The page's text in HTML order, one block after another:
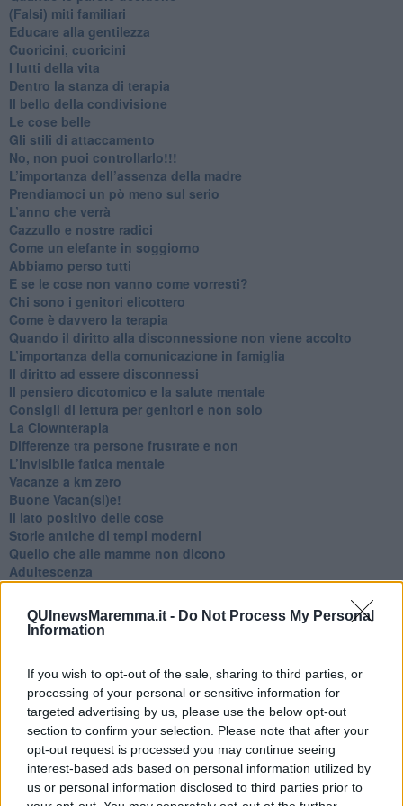
QUInewsMaremma.it - Do Not Process My Personal
Information
If you wish to opt-out of the sale, sharing to third parties, or
processing of your personal or sensitive information for
targeted advertising by us, please use the below opt-out
section to confirm your selection. Please note that after your
opt-out request is processed you may continue seeing
interest-based ads based on personal information utilized by
us or personal information disclosed to third parties prior to
​(Falsi) miti familiari
​Educare alla gentilezza
​Cuoricini, cuoricini
I lutti della vita
​Dentro la stanza di terapia
​Il bello della condivisione
Le cose belle
​Gli stili di attaccamento
No, non puoi controllarlo!!!
​L’importanza dell’assenza della madre
​Prendiamoci un pò meno sul serio
​L’anno che verrà
​Cazzullo e nostre radici
​Come un elefante in soggiorno
​Abbiamo perso tutti
E se le cose non vanno come vorresti?
​Chi sono i genitori elicottero
Come è davvero la terapia
Quando il diritto alla disconnessione non viene accolto
​L’importanza della comunicazione in famiglia
​Il diritto ad essere disconnessi
​Il pensiero dicotomico e la salute mentale
​Consigli di lettura per genitori e non solo
​La Clownterapia
​Differenze tra persone frustrate e non
L’invisibile fatica mentale
Vacanze a km zero
​Buone Vacan(si)e!
​Il lato positivo delle cose
​Storie antiche di tempi moderni
​Quello che alle mamme non dicono
Adultescenza
Homo imbecillis
​4 anni di Blog
Quando il silenzio è aggressivo
La maternità
​L’uomo o l’orso?
Non hanno un amico a teatro​
​Tutta una questione di rispetto
​Cose che ci esauriscono
​Vespa che passione!
​Lasciate ai vostri figli il diritto di piangere